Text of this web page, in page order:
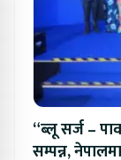
“ब्लू सर्ज –
सम्पन्न,